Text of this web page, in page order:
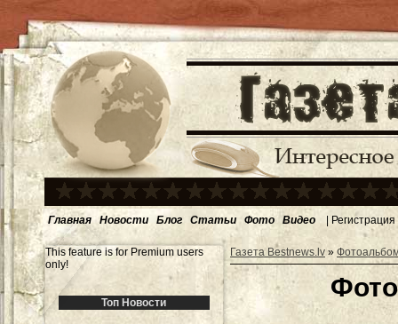
Главная Новости Блог Статьи Фото Видео | Регистрация
This feature is for Premium users
only!
Топ Новости
Газета Bestnews.lv»